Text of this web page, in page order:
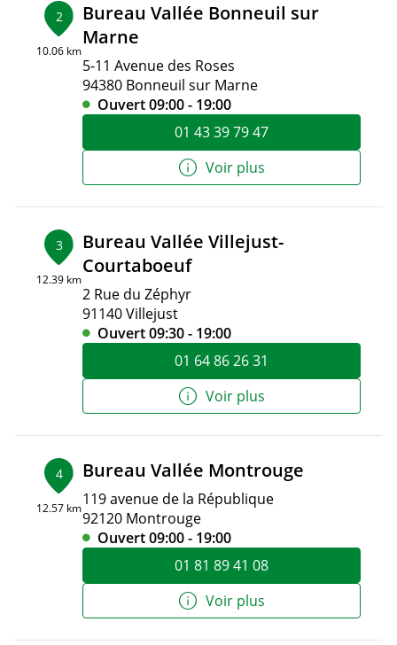
2
10.06 km
Bureau Vallée Bonneuil sur
Marne
5-11 Avenue des Roses
94380 Bonneuil sur Marne
Ouvert 09:00 - 19:00
01 43 39 79 47
Voir plus
3
12.39 km
Bureau Vallée Villejust-
Courtaboeuf
2 Rue du Zéphyr
91140 Villejust
Ouvert 09:30 - 19:00
01 64 86 26 31
Voir plus
4
12.57 km
Bureau Vallée Montrouge
119 avenue de la République
92120 Montrouge
Ouvert 09:00 - 19:00
01 81 89 41 08
Voir plus